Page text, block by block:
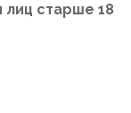
лиц старше 18